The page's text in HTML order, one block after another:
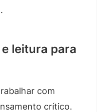
leitura para
com
crítico.